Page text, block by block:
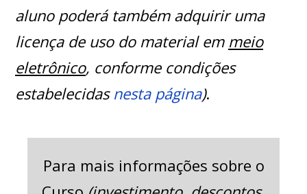
aluno poderá também adquirir uma
licença de uso do material em meio
eletrônico, conforme condições
estabelecidas nesta página).
Para mais informações sobre o